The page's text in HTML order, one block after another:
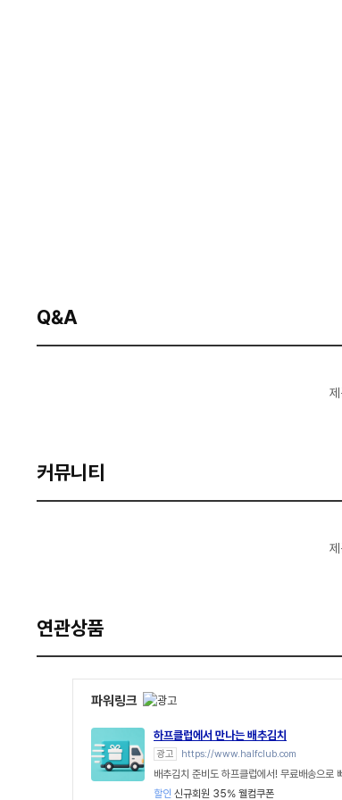
Q&A
커뮤니티
연관상품
파워링크
하프클럽에서 만나는 배추김치
광고 https://www.halfclub.com
배추김치 준비도 하프클럽에서! 무료배송으로
할인 신규회원 35% 웰컴쿠폰